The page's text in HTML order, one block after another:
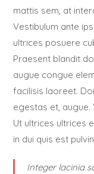
mattis sem, at
Vestibulum ante
ultrices posuere
Praesent blandit
augue congue
facilisis laoreet.
egestas et, augue.
Ut ultrices ultrices
in dui quis est
Integer lacinia